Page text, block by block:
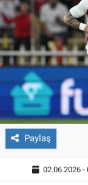
Paylaş
02.06.2026 -